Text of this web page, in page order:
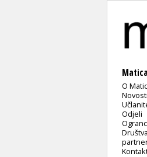
O
Novosti
Odjeli